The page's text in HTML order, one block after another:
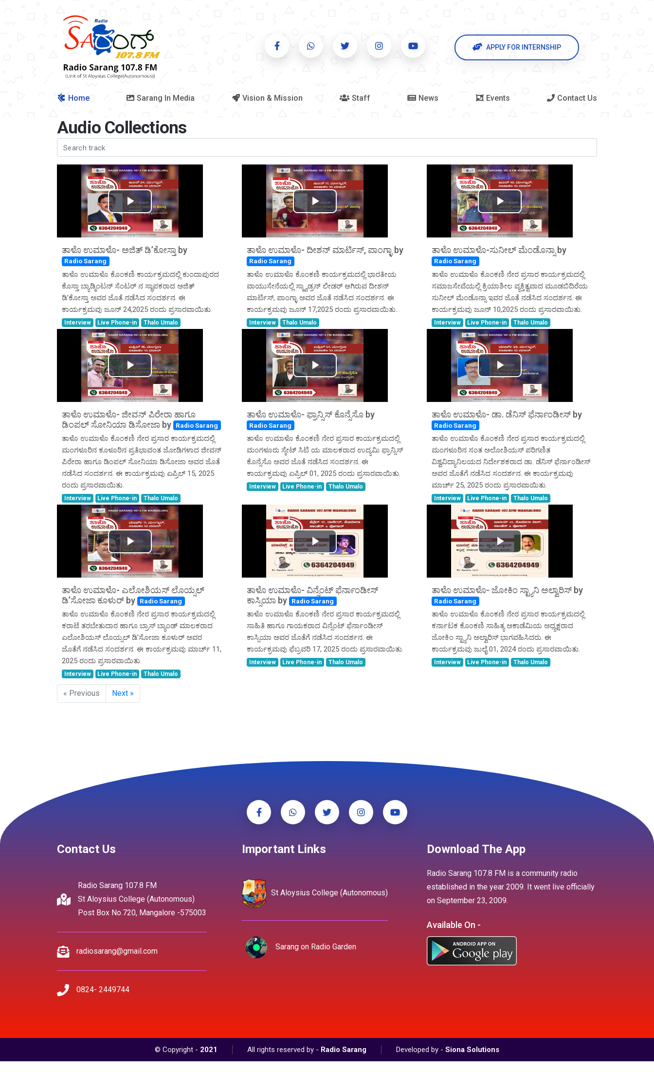
APPLY FOR INTERNSHIP
Home Sarang In Media Vision & Mission Staff News Events Contact Us
Audio Collections
Play
Video
ತಾಳೊ ಉಮಾಳೊ- ಅಜಿತ್ ಡಿ’ಕೋಸ್ತಾ by
Radio Sarang
ತಾಳೊ ಉಮಾಳೊ ಕೊಂಕಣಿ ಕಾರ್ಯಕ್ರಮದಲ್ಲಿ ಕುಂದಾಪುರದ
ಕೊಸ್ತಾ ಬ್ಯಾಡ್ಮಿಂಟನ್ ಸೆಂಟರ್ ನ ಸ್ಥಾಪಕರಾದ ಅಜಿತ್
ಡಿ’ಕೋಸ್ತಾ ಅವರ ಜೊತೆ ನಡೆಸಿದ ಸಂದರ್ಶನ. ಈ
ಕಾರ್ಯಕ್ರಮವು ಜೂನ್ 24,2025 ರಂದು ಪ್ರಸಾರವಾಯಿತು.
Interview Live Phone-in Thalo Umalo
Play
Video
ತಾಳೊ ಉಮಾಳೊ- ದೀಶನ್ ಮಾರ್ಟಿಸ್, ಪಾಂಗ್ಳಾ by
Radio Sarang
ತಾಳೊ ಉಮಾಳೊ ಕೊಂಕಣಿ ಕಾರ್ಯಕ್ರಮದಲ್ಲಿ ಭಾರತೀಯ
ವಾಯುಸೇನೆಯಲ್ಲಿ ಸ್ಕ್ವಾಡ್ರನ್ ಲೀಡರ್ ಆಗಿರುವ ದೀಶನ್
ಮಾರ್ಟಿಸ್, ಪಾಂಗ್ಳಾ ಅವರ ಜೊತೆ ನಡೆಸಿದ ಸಂದರ್ಶನ. ಈ
ಕಾರ್ಯಕ್ರಮವು ಜೂನ್ 17,2025 ರಂದು ಪ್ರಸಾರವಾಯಿತು.
Interview Thalo Umalo
Play
Video
ತಾಳೊ ಉಮಾಳೊ-ಸುನೀಲ್ ಮೆಂಡೊನ್ಸಾ by
Radio Sarang
ತಾಳೊ ಉಮಾಳೊ ಕೊಂಕಣಿ ನೇರ ಪ್ರಸಾರ ಕಾರ್ಯಕ್ರಮದಲ್ಲಿ
ಸಮಾಜಸೇವೆಯಲ್ಲಿ ಕ್ರಿಯಾಶೀಲ ವ್ಯಕ್ತಿತ್ವವಾದ ಮೂಡಬಿದಿರೆಯ
ಸುನೀಲ್ ಮೆಂಡೊನ್ಸಾ ಇವರ ಜೊತೆ ನಡೆಸಿದ ಸಂದರ್ಶನ. ಈ
ಕಾರ್ಯಕ್ರಮವು ಜೂನ್ 10,2025 ರಂದು ಪ್ರಸಾರವಾಯಿತು.
Interview Live Phone-in Thalo Umalo
Play
Video
ತಾಳೊ ಉಮಾಳೊ- ಜೀವನ್ ಪಿರೇರಾ ಹಾಗೂ
ಡಿಂಪಲ್ ಸೋನಿಯಾ ಡಿಸೋಜಾ by
Radio Sarang
ತಾಳೊ ಉಮಾಳೊ ಕೊಂಕಣಿ ನೇರ ಪ್ರಸಾರ ಕಾರ್ಯಕ್ರಮದಲ್ಲಿ
ಮಂಗಳೂರಿನ ಕೂಳೂರಿನ ಪ್ರತಿಭಾವಂತ ಜೋಡಿಗಳಾದ ಜೀವನ್
ಪಿರೇರಾ ಹಾಗೂ ಡಿಂಪಲ್ ಸೋನಿಯಾ ಡಿಸೋಜಾ ಅವರ ಜೊತೆ
ನಡೆಸಿದ ಸಂದರ್ಶನ. ಈ ಕಾರ್ಯಕ್ರಮವು ಏಪ್ರಿಲ್ 15, 2025
ರಂದು ಪ್ರಸಾರವಾಯಿತು.
Interview Live Phone-in Thalo Umalo
Play
Video
ತಾಳೊ ಉಮಾಳೊ- ಫ್ರಾನ್ಸಿಸ್ ಕೊನ್ಸೆಸೊ by
Radio Sarang
ತಾಳೊ ಉಮಾಳೊ ಕೊಂಕಣಿ ನೇರ ಪ್ರಸಾರ ಕಾರ್ಯಕ್ರಮದಲ್ಲಿ
ಮಂಗಳೂರು ಸ್ಕೇಟ್ ಸಿಟಿ ಯ ಮಾಲಕರಾದ ಉದ್ಯಮಿ ಫ್ರಾನ್ಸಿಸ್
ಕೊನ್ಸೆಸೊ ಅವರ ಜೊತೆ ನಡೆಸಿದ ಸಂದರ್ಶನ. ಈ
ಕಾರ್ಯಕ್ರಮವು ಏಪ್ರಿಲ್ 01, 2025 ರಂದು ಪ್ರಸಾರವಾಯಿತು.
Interview Live Phone-in Thalo Umalo
Play
Video
ತಾಳೊ ಉಮಾಳೊ- ಡಾ. ಡೆನಿಸ್ ಫೆರ್ನಾಂಡೀಸ್ by
Radio Sarang
ತಾಳೊ ಉಮಾಳೊ ಕೊಂಕಣಿ ನೇರ ಪ್ರಸಾರ ಕಾರ್ಯಕ್ರಮದಲ್ಲಿ
ಮಂಗಳೂರಿನ ಸಂತ ಅಲೋಶಿಯಸ್ ಪರಿಗಣಿತ
ವಿಶ್ವವಿದ್ಯಾನಿಲಯದ ನಿರ್ದೇಶಕರಾದ ಡಾ. ಡೆನಿಸ್ ಫೆರ್ನಾಂಡೀಸ್
ಅವರ ಜೊತೆಗೆ ನಡೆಸಿದ ಸಂದರ್ಶನ. ಈ ಕಾರ್ಯಕ್ರಮವು
ಮಾರ್ಚ್ 25, 2025 ರಂದು ಪ್ರಸಾರವಾಯಿತು.
Interview Live Phone-in Thalo Umalo
Play
Video
ತಾಳೊ ಉಮಾಳೊ- ಎಲೋಶಿಯಸ್ ಲೊಯ್ಸಲ್
ಡಿ’ಸೋಜಾ ಕೂಳುರ್ by
Radio Sarang
ತಾಳೊ ಉಮಾಳೊ ಕೊಂಕಣಿ ನೇರ ಪ್ರಸಾರ ಕಾರ್ಯಕ್ರಮದಲ್ಲಿ
ಕರಾಟೆ ತರಬೇತುದಾರ ಹಾಗೂ ಬ್ರಾಸ್ ಬ್ಯಾಂಡ್ ಮಾಲಕರಾದ
ಎಲೋಶಿಯಸ್ ಲೊಯ್ಸಲ್ ಡಿ’ಸೋಜಾ ಕೂಳುರ್ ಅವರ
ಜೊತೆಗೆ ನಡೆಸಿದ ಸಂದರ್ಶನ. ಈ ಕಾರ್ಯಕ್ರಮವು ಮಾರ್ಚ್ 11,
2025 ರಂದು ಪ್ರಸಾರವಾಯಿತು.
Interview Live Phone-in Thalo Umalo
Play
Video
ತಾಳೊ ಉಮಾಳೊ- ವಿನ್ಸೆಂಟ್ ಫೆರ್ನಾಂಡೀಸ್
ಕಾಸ್ಸಿಯಾ by
Radio Sarang
ತಾಳೊ ಉಮಾಳೊ ಕೊಂಕಣಿ ನೇರ ಪ್ರಸಾರ ಕಾರ್ಯಕ್ರಮದಲ್ಲಿ
ಸಾಹಿತಿ ಹಾಗೂ ಗಾಯಕರಾದ ವಿನ್ಸೆಂಟ್ ಫೆರ್ನಾಂಡೀಸ್
ಕಾಸ್ಸಿಯಾ ಅವರ ಜೊತೆಗೆ ನಡೆಸಿದ ಸಂದರ್ಶನ. ಈ
ಕಾರ್ಯಕ್ರಮವು ಫೆಬ್ರವರಿ 17, 2025 ರಂದು ಪ್ರಸಾರವಾಯಿತು.
Interview Live Phone-in Thalo Umalo
Play
Video
ತಾಳೊ ಉಮಾಳೊ- ಜೋಕಿಂ ಸ್ಟ್ಯಾನಿ ಅಲ್ವಾರಿಸ್ by
Radio Sarang
ತಾಳೊ ಉಮಾಳೊ ಕೊಂಕಣಿ ನೇರ ಪ್ರಸಾರ ಕಾರ್ಯಕ್ರಮದಲ್ಲಿ
ಕರ್ನಾಟಕ ಕೊಂಕಣಿ ಸಾಹಿತ್ಯ ಅಕಾಡೆಮಿಯ ಅಧ್ಯಕ್ಷರಾದ
ಜೋಕಿಂ ಸ್ಟ್ಯಾನಿ ಅಲ್ವಾರಿಸ್ ಭಾಗವಹಿಸಿದರು. ಈ
ಕಾರ್ಯಕ್ರಮವು ಜುಲೈ 01, 2024 ರಂದು ಪ್ರಸಾರವಾಯಿತು.
Interview Live Phone-in Thalo Umalo
« Previous Next »
Contact Us
Radio Sarang 107.8 FM
St Aloysius College (Autonomous)
Post Box No.720, Mangalore -575003
radiosarang@gmail.com
0824- 2449744
Important Links
St Aloysius College (Autonomous)
Sarang on Radio Garden
Download The App
Radio Sarang 107.8 FM is a community radio
established in the year 2009. It went live officially
on September 23, 2009.
Available On -
© Copyright - 2021 All rights reserved by - Radio Sarang Developed by - Siona Solutions